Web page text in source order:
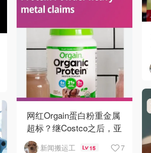
网红Orgain蛋白粉重金属
超标？继Costco之后，亚
马逊也被告了！
新闻搬运工 15 7